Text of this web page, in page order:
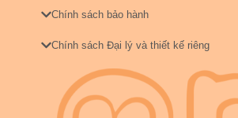
Chính sách bảo hành
Chính sách Đại lý và thiết kế riêng